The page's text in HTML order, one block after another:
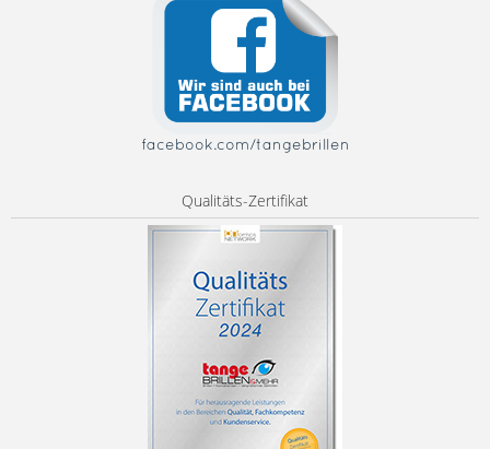
facebook.com/tangebrillen
Qualitäts-Zertifikat